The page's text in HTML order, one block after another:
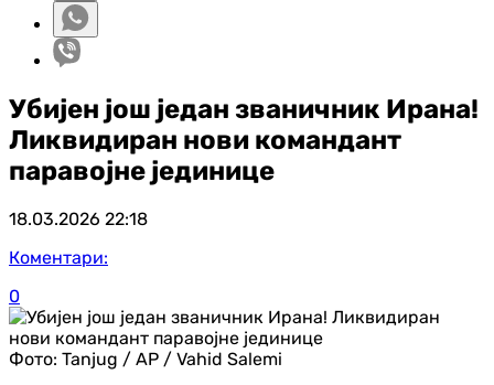
Убијен још један званичник Ирана!
Ликвидиран нови командант
паравојне јединице
18.03.2026 22:18
Коментари:
0
Фото: Tanjug / AP / Vahid Salemi